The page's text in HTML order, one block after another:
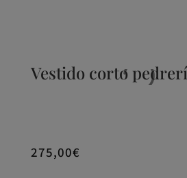
Vestido corto
275,00€